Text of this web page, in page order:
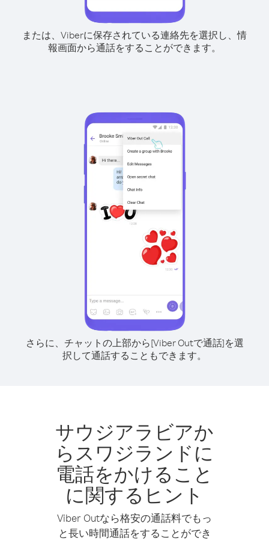
または、Viberに保存されている連絡先を選択し、情
報画面から通話をすることができます。
さらに、チャットの上部から[Viber Outで通話]を選
択して通話することもできます。
サウジアラビアか
らスワジランドに
電話をかけること
に関するヒント
Viber Outなら格安の通話料でもっ
と長い時間通話をすることができ